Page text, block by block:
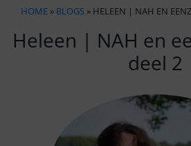
HOME » BLOGS » HELEEN | NAH EN
Heleen | NAH en
deel 2